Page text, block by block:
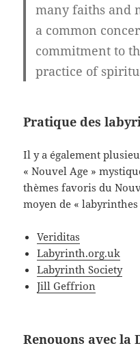
many faiths and
a common
commitment to
practice of
Pratique des
Il y a également
« Nouvel Age »
thèmes favoris du
moyen de « labyrinthes
Veriditas
Labyrinth.org.uk
Labyrinth Society
Jill Geffrion
Renouons avec la